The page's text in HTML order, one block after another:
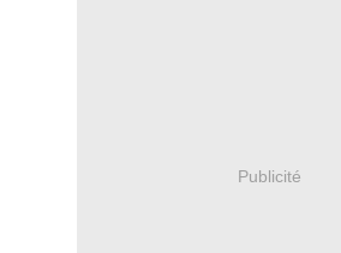
Publicité